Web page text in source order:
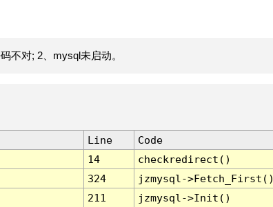
不对; 2、mysql未启动。
Line
Code
14
checkredirect()
324
jzmysql-
211
jzmysql->Init()